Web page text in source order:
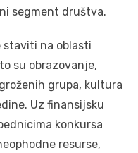
segment društva.
staviti na oblasti
su obrazovanje,
grupa, kultura
Uz finansijsku
konkursa
resurse,